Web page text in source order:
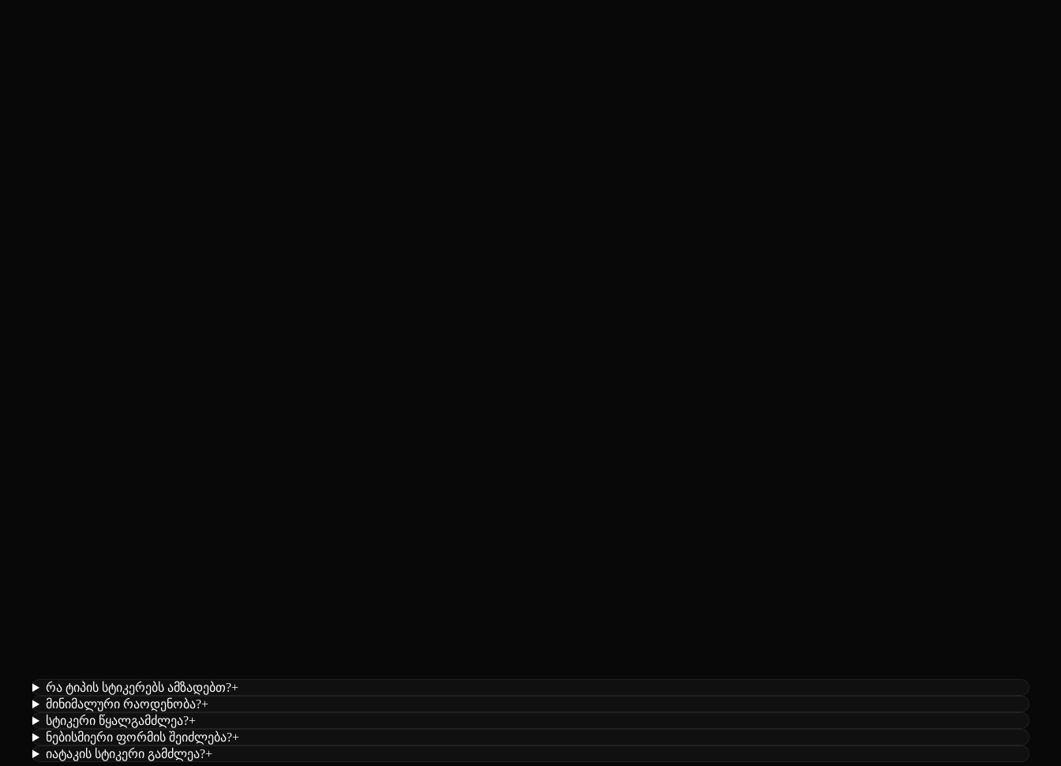
რა ტიპის სტიკერებს ამზადებთ?+
მინიმალური რაოდენობა?+
სტიკერი წყალგამძლეა?+
ნებისმიერი ფორმის შეიძლება?+
იატაკის სტიკერი გამძლეა?+